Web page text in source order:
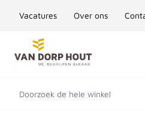
Vacatures Over ons
Ga naar de inhoud
Doorzoek de hele winkel